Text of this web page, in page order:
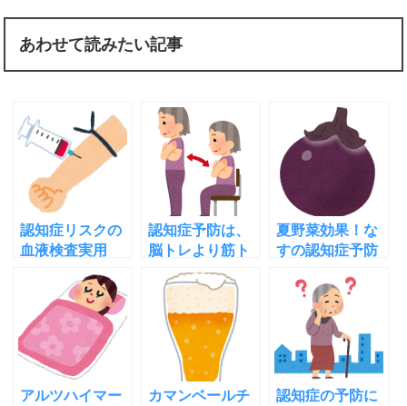
あわせて読みたい記事
認知症リスクの
血液検査実用
病気を予防する
方法
認知症予防は、
脳トレより筋ト
レが良い理由！
効果的な筋トレ
は？
夏野菜効果！な
すの認知症予防
その理由は？
アルツハイマー
カマンベールチ
認知症の予防に